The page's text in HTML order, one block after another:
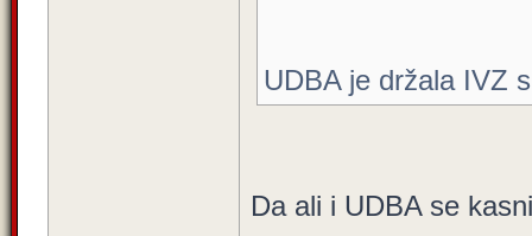
UDBA je držala IVZ
Da ali i UDBA se